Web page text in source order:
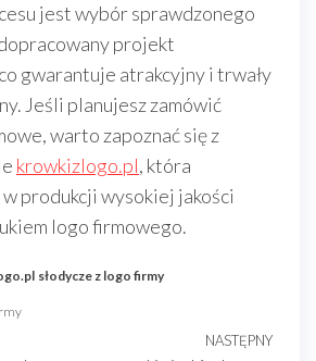
jest wybór sprawdzonego
projekt
gwarantuje atrakcyjny i trwały
Jeśli planujesz zamówić
warto zapoznać się z
krowkizlogo.pl, która
produkcji wysokiej jakości
logo firmowego.
słodycze z logo firmy
NASTĘPNY